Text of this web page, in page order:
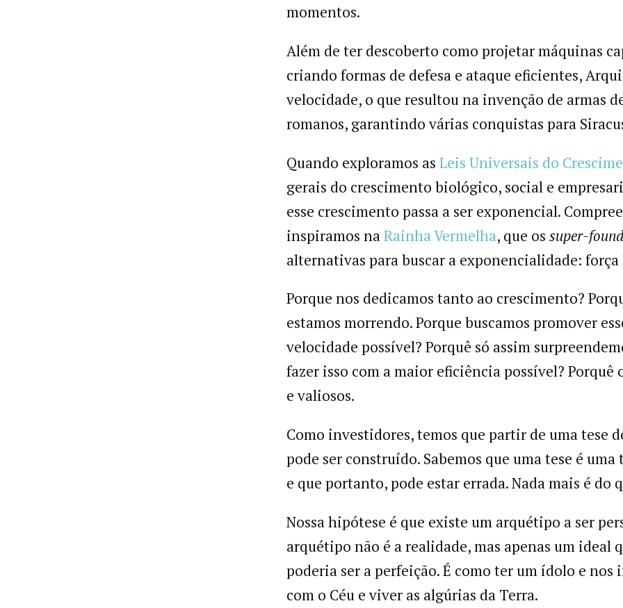
momentos.
Além de ter descoberto como projetar máquinas
criando formas de defesa e ataque eficientes,
velocidade, o que resultou na invenção de armas
romanos, garantindo várias conquistas para
Quando exploramos as Leis Universais do
gerais do crescimento biológico, social e
esse crescimento passa a ser exponencial.
inspiramos na Rainha Vermelha, que os super-
alternativas para buscar a exponencialidade:
Porque nos dedicamos tanto ao crescimento?
estamos morrendo. Porque buscamos promover
velocidade possível? Porquê só assim
fazer isso com a maior eficiência possível? Porquê
e valiosos.
Como investidores, temos que partir de uma tese
pode ser construído. Sabemos que uma tese é
e que portanto, pode estar errada. Nada mais é do
Nossa hipótese é que existe um arquétipo a ser
arquétipo não é a realidade, mas apenas um ideal
poderia ser a perfeição. É como ter um ídolo e nos
com o Céu e viver as algúrias da Terra.